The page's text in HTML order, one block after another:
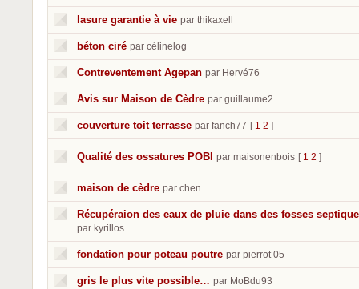
lasure garantie à vie par thikaxell
béton ciré par célinelog
Contreventement Agepan par Hervé76
Avis sur Maison de Cèdre par guillaume2
couverture toit terrasse par fanch77 [ 1 2 ]
Qualité des ossatures POBI par maisonenbois [ 1 2 ]
maison de cèdre par chen
Récupéraion des eaux de pluie dans des fosses
par kyrillos
fondation pour poteau poutre par pierrot 05
gris le plus vite possible… par MoBdu93